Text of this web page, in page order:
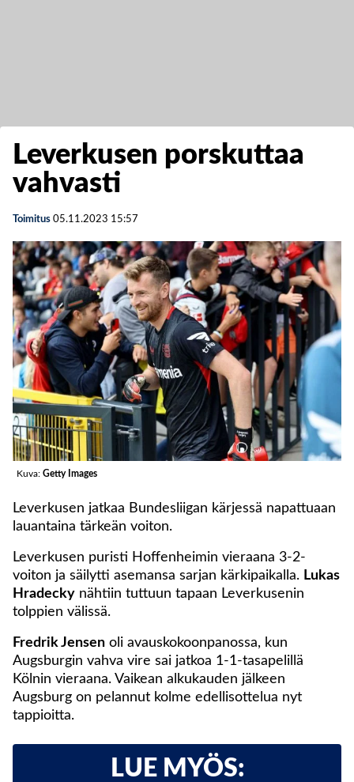
Leverkusen porskuttaa
vahvasti
Toimitus 05.11.2023 15:57
Kuva: Getty Images
Leverkusen jatkaa Bundesliigan kärjessä napattuaan
lauantaina tärkeän voiton.
Leverkusen puristi Hoffenheimin vieraana 3-2-
voiton ja säilytti asemansa sarjan kärkipaikalla. Lukas
Hradecky nähtiin tuttuun tapaan Leverkusenin
tolppien välissä.
Fredrik Jensen oli avauskokoonpanossa, kun
Augsburgin vahva vire sai jatkoa 1-1-tasapelillä
Kölnin vieraana. Vaikean alkukauden jälkeen
Augsburg on pelannut kolme edellisottelua nyt
tappioitta.
LUE MYÖS: